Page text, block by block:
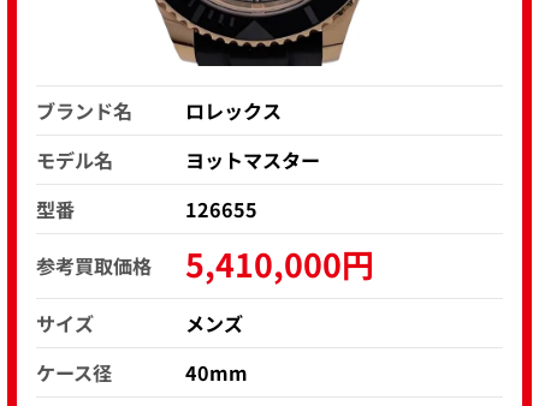
ブランド名
ロレックス
モデル名
ヨットマスター
型番
126655
参考買取価格
5,410,000円
サイズ
メンズ
ケース径
40mm